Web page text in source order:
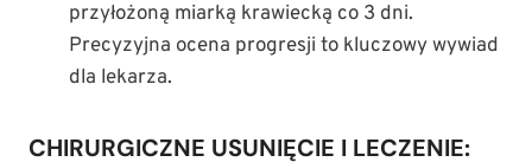
przyłożoną miarką krawiecką co 3 dni.
Precyzyjna ocena progresji to kluczowy wywiad
dla lekarza.
CHIRURGICZNE USUNIĘCIE I LECZENIE: